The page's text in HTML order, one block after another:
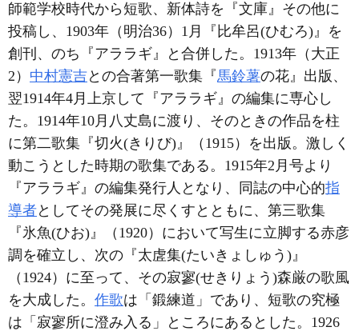
師範学校時代から短歌、新体詩を『文庫』その他に
投稿し、1903年（明治36）1月『比牟呂(ひむろ)』を
創刊、のち『アララギ』と合併した。1913年（大正
2） 中村憲吉との合著第一歌集『馬鈴薯の花』出版、
翌1914年4月上京して『アララギ』の編集に専心し
た。1914年10月八丈島に渡り、そのときの作品を柱
に第二歌集『切火(きりび)』（1915）を出版。激しく
動こうとした時期の歌集である。1915年2月号より
『アララギ』の編集発行人となり、同誌の中心的指
導者としてその発展に尽くすとともに、第三歌集
『氷魚(ひお)』（1920）において写生に立脚する赤彦
調を確立し、次の『太虗集(たいきょしゅう)』
（1924）に至って、その寂寥(せきりょう)森厳の歌風
を大成した。 作歌は「鍛練道」であり、短歌の究極
は「寂寥所に澄み入る」ところにあるとした。1926